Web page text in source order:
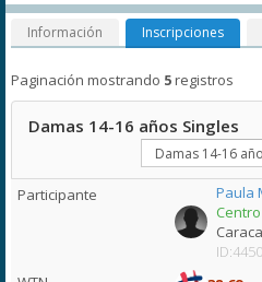
Información Inscripciones
Paginación mostrando 5registros
Damas 14-16 años Singles
Paula